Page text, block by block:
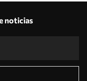
noticias